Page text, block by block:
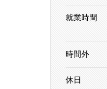
就業時間
時間外
休日